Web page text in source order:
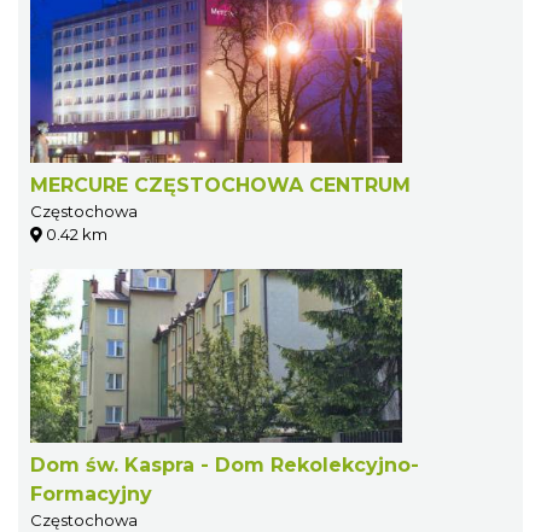
MERCURE CZĘSTOCHOWA CENTRUM
Częstochowa
0.42 km
Dom św. Kaspra - Dom Rekolekcyjno-
Formacyjny
Częstochowa